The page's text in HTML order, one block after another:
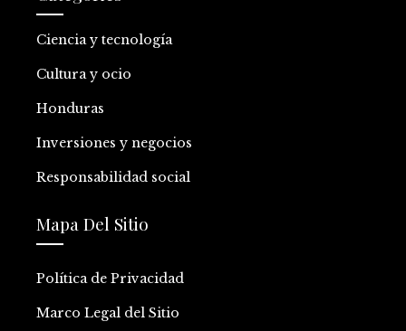
Ciencia y tecnología
Cultura y ocio
Honduras
Inversiones y negocios
Responsabilidad social
Mapa Del Sitio
Política de Privacidad
Marco Legal del Sitio